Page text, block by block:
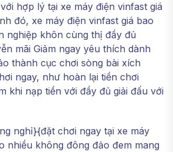
hợp lý tại xe máy điện vinfast giá
đó, xe máy điện vinfast giá bao
nghiệp khôn cùng thị đầy đủ
mãi Giảm ngay yêu thích dành
thành cục chơi sòng bài xích
ngay, như hoàn lại tiền chơi
khi nạp tiền với đầy đủ giải đấu với
nghỉ}{đặt chơi ngay tại xe máy
nhiều không đông đảo đem mang